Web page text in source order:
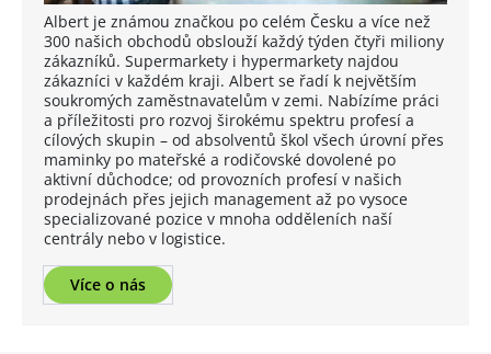
Albert je známou značkou po celém Česku a více než
300 našich obchodů obslouží každý týden čtyři miliony
zákazníků. Supermarkety i hypermarkety najdou
zákazníci v každém kraji. Albert se řadí k největším
soukromých zaměstnavatelům v zemi. Nabízíme práci
a příležitosti pro rozvoj širokému spektru profesí a
cílových skupin – od absolventů škol všech úrovní přes
maminky po mateřské a rodičovské dovolené po
aktivní důchodce; od provozních profesí v našich
prodejnách přes jejich management až po vysoce
specializované pozice v mnoha odděleních naší
centrály nebo v logistice.
Více o nás